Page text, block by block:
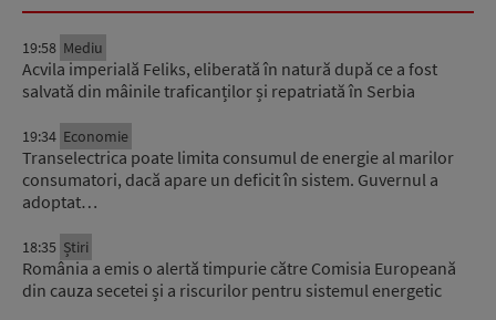
19:58 Mediu
Acvila imperială Feliks, eliberată în natură după ce a fost
salvată din mâinile traficanților și repatriată în Serbia
19:34 Economie
Transelectrica poate limita consumul de energie al marilor
consumatori, dacă apare un deficit în sistem. Guvernul a
adoptat…
18:35 Știri
România a emis o alertă timpurie către Comisia Europeană
din cauza secetei și a riscurilor pentru sistemul energetic